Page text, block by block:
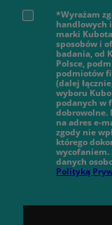
*Wyrażam
handlowych
marki
sposobów i
badania, od
Polsce,
podmiotów
(dalej
wyboru
podanych w
dobrowolne.
na adres e-
zgody nie
którego
wycofaniem.
danych
Polityką